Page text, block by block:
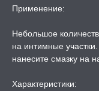
Применение:
Небольшое
на интимные
нанесите смазку на
Характеристики: